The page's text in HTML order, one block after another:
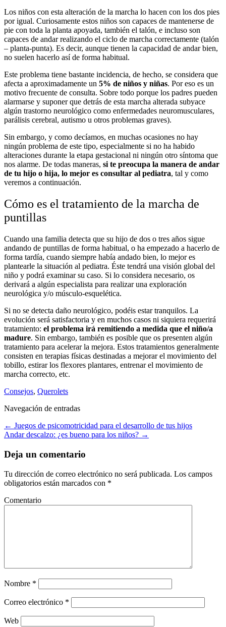
Los niños con esta alteración de la marcha lo hacen con los dos pies
por igual. Curiosamente estos niños son capaces de mantenerse de
pie con toda la planta apoyada, también el talón, e incluso son
capaces de andar realizando el ciclo de marcha correctamente (talón
– planta-punta). Es decir, aunque tienen la capacidad de andar bien,
no suelen hacerlo así de forma habitual.
Este problema tiene bastante incidencia, de hecho, se considera que
afecta a aproximadamente un 5% de niños y niñas. Por eso es un
motivo frecuente de consulta. Sobre todo porque los padres pueden
alarmarse y suponer que detrás de esta marcha alterada subyace
algún trastorno neurológico como enfermedades neuromusculares,
parálisis cerebral, autismo u otros problemas graves).
Sin embargo, y como decíamos, en muchas ocasiones no hay
ningún problema de este tipo, especialmente si no ha habido
alteraciones durante la etapa gestacional ni ningún otro síntoma que
nos alarme. De todas maneras, si te preocupa la manera de andar
de tu hijo o hija, lo mejor es consultar al pediatra, tal y como
veremos a continuación.
Cómo es el tratamiento de la marcha de
puntillas
Cuando una familia detecta que su hijo de dos o tres años sigue
andando de puntillas de forma habitual, o ha empezado a hacerlo de
forma tardía, cuando siempre había andado bien, lo mejor es
plantearle la situación al pediatra. Éste tendrá una visión global del
niño y podrá examinar su caso. Si lo considera necesario, os
derivará a algún especialista para realizar una exploración
neurológica y/o músculo-esquelética.
Si no se detecta daño neurológico, podéis estar tranquilos. La
evolución será satisfactoria y en muchos casos ni siquiera requerirá
tratamiento: el problema irá remitiendo a medida que el niño/a
madure. Sin embargo, también es posible que os presenten algún
tratamiento para acelerar la mejora. Estos tratamientos generalmente
consisten en terapias físicas destinadas a mejorar el movimiento del
tobillo, estirar los flexores plantares, entrenar el movimiento de
marcha correcto, etc.
Consejos, Querolets
Navegación de entradas
← Juegos de psicomotricidad para el desarrollo de tus hijos
Andar descalzo: ¿es bueno para los niños? →
Deja un comentario
Tu dirección de correo electrónico no será publicada. Los campos
obligatorios están marcados con *
Comentario
Nombre *
Correo electrónico *
Web